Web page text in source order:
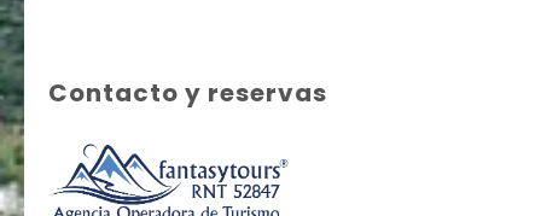
Contacto y reservas